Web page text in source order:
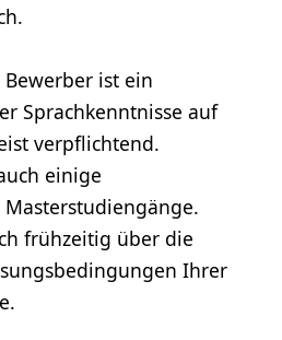
ist ein
Sprachkenntnisse auf
verpflichtend.
einige
frühzeitig über die
Ihrer